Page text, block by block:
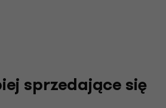
sprzedające się